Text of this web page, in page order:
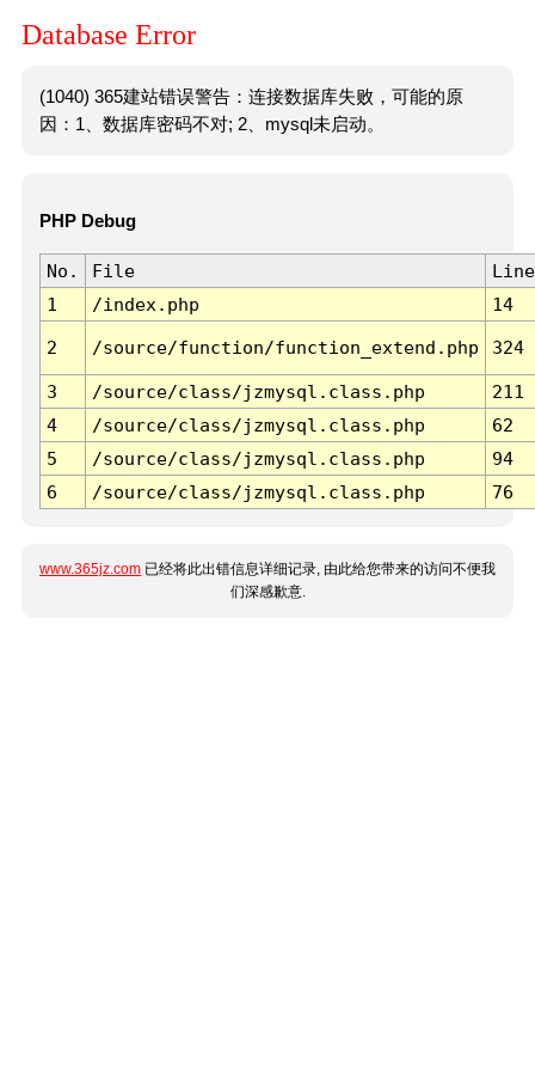
Database Error
(1040) 365建站错误警告：连接数据库失败，可能的原
因：1、数据库密码不对; 2、mysql未启动。
PHP Debug
No. File
Line
1
/index.php 14
2 /source/function/function_extend.php 324
3 /source/class/jzmysql.class.php
211
4
/source/class/jzmysql.class.php
62
5
/source/class/jzmysql.class.php
94
6
/source/class/jzmysql.class.php 76
www.365jz.com 已经将此出错信息详细记录, 由此给您带来的访问不便我
们深感歉意.